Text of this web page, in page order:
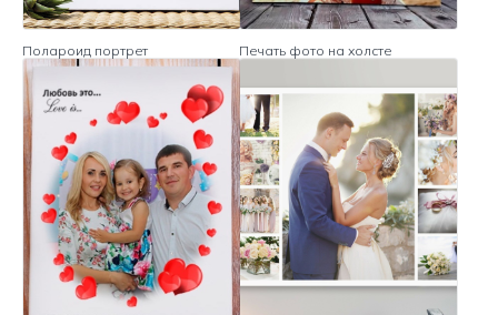
Полароид портрет Печать фото на холсте